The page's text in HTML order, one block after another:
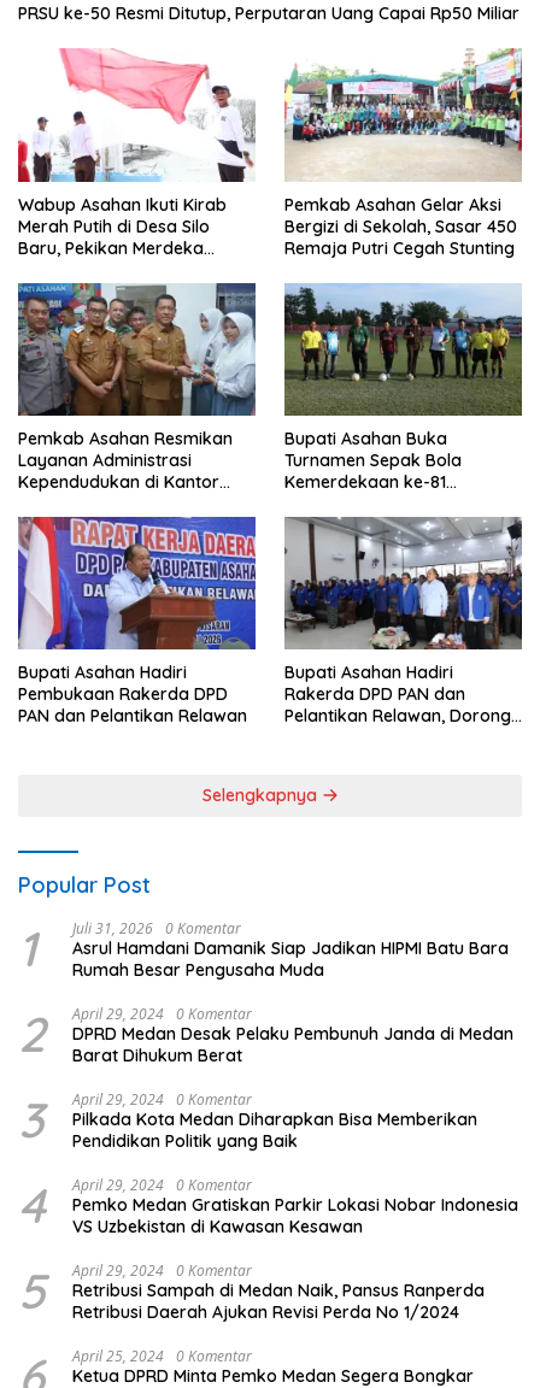
PRSU ke-50 Resmi Ditutup, Perputaran Uang Capai Rp50 Miliar
Wabup Asahan Ikuti Kirab
Merah Putih di Desa Silo
Baru, Pekikan Merdeka
Pemkab Asahan Gelar Aksi
Bergizi di Sekolah, Sasar 450
Remaja Putri Cegah Stunting
Pemkab Asahan Resmikan
Layanan Administrasi
Kependudukan di Kantor
Bupati Asahan Buka
Turnamen Sepak Bola
Kemerdekaan ke-81
0208/Asahan
Bupati Asahan Hadiri
Pembukaan Rakerda DPD
PAN dan Pelantikan Relawan
Bupati Asahan Hadiri
Rakerda DPD PAN dan
Pelantikan Relawan, Dorong
Selengkapnya
Popular Post
1 Juli 31, 2026 0 Komentar
Asrul Hamdani Damanik Siap Jadikan HIPMI Batu Bara
Rumah Besar Pengusaha Muda
2 April 29, 2024 0 Komentar
DPRD Medan Desak Pelaku Pembunuh Janda di Medan
Barat Dihukum Berat
3 April 29, 2024 0 Komentar
Pilkada Kota Medan Diharapkan Bisa Memberikan
Pendidikan Politik yang Baik
4 April 29, 2024 0 Komentar
Pemko Medan Gratiskan Parkir Lokasi Nobar Indonesia
VS Uzbekistan di Kawasan Kesawan
5 April 29, 2024 0 Komentar
Retribusi Sampah di Medan Naik, Pansus Ranperda
Retribusi Daerah Ajukan Revisi Perda No 1/2024
April 25, 2024 0 Komentar
Ketua DPRD Minta Pemko Medan Segera Bongkar